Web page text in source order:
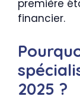
première
financier.
2025 ?